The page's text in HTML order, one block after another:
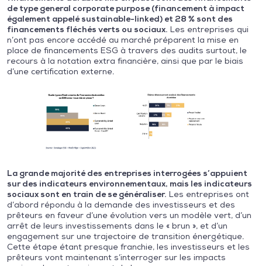
de type general corporate purpose (financement à impact
également appelé sustainable-linked) et 28 % sont des
financements fléchés verts ou sociaux. Les entreprises qui
n’ont pas encore accédé au marché préparent la mise en
place de financements ESG à travers des audits surtout, le
recours à la notation extra financière, ainsi que par le biais
d’une certification externe.
La grande majorité des entreprises interrogées s’appuient
sur des indicateurs environnementaux, mais les indicateurs
sociaux sont en train de se généraliser. Les entreprises ont
d’abord répondu à la demande des investisseurs et des
prêteurs en faveur d’une évolution vers un modèle vert, d’un
arrêt de leurs investissements dans le « brun », et d’un
engagement sur une trajectoire de transition énergétique.
Cette étape étant presque franchie, les investisseurs et les
prêteurs vont maintenant s’interroger sur les impacts